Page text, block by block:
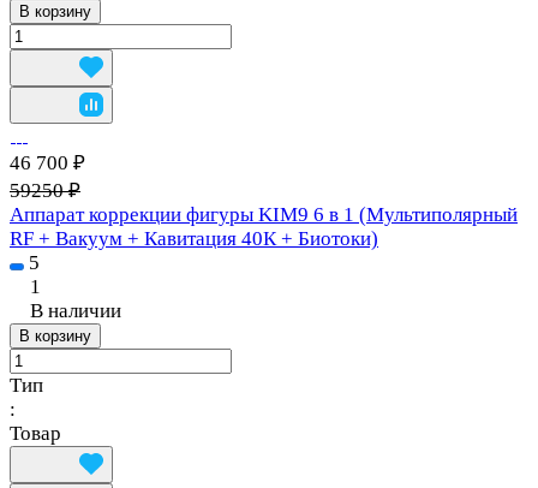
В корзину
46 700 ₽
59250 ₽
Аппарат коррекции фигуры KIM9 6 в 1 (Мультиполярный
RF + Вакуум + Кавитация 40К + Биотоки)
5
1
В наличии
В корзину
Тип
:
Товар